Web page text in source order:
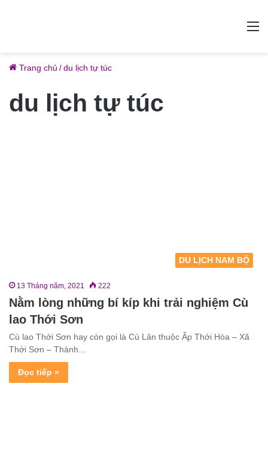
Trang chủ /du lịch tự túc
du lịch tự túc
DU LỊCH NAM BỘ
13 Tháng năm, 2021 222
Nằm lòng những bí kíp khi trải nghiệm Cù
lao Thới Sơn
Cù lao Thới Sơn hay còn gọi là Cù Lân thuộc Ấp Thới Hòa – Xã
Thới Sơn – Thành…
Đọc tiếp »